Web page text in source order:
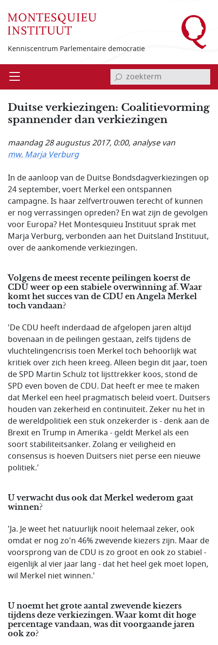
Kenniscentrum Parlementaire democratie
Open invoerveld zoekterm
Duitse verkiezingen: Coalitievorming
spannender dan verkiezingen
maandag 28 augustus 2017, 0:00, analyse van
mw. Marja Verburg
In de aanloop van de Duitse Bondsdagverkiezingen op
24 september, voert Merkel een ontspannen
campagne. Is haar zelfvertrouwen terecht of kunnen
er nog verrassingen opreden? En wat zijn de gevolgen
voor Europa? Het Montesquieu Instituut sprak met
Marja Verburg, verbonden aan het Duitsland Instituut,
over de aankomende verkiezingen.
Volgens de meest recente peilingen koerst de
CDU weer op een stabiele overwinning af. Waar
komt het succes van de CDU en Angela Merkel
toch vandaan?
'De CDU heeft inderdaad de afgelopen jaren altijd
bovenaan in de peilingen gestaan, zelfs tijdens de
vluchtelingencrisis toen Merkel toch behoorlijk wat
kritiek over zich heen kreeg. Alleen begin dit jaar, toen
de SPD Martin Schulz tot lijsttrekker koos, stond de
SPD even boven de CDU. Dat heeft er mee te maken
dat Merkel een heel pragmatisch beleid voert. Duitsers
houden van zekerheid en continuïteit. Zeker nu het in
de wereldpolitiek een stuk onzekerder is - denk aan de
Brexit en Trump in Amerika - geldt Merkel als een
soort stabiliteitsanker. Zolang er veiligheid en
consensus is hoeven Duitsers niet perse een nieuwe
politiek.'
U verwacht dus ook dat Merkel wederom gaat
winnen?
'Ja. Je weet het natuurlijk nooit helemaal zeker, ook
omdat er nog zo'n 46% zwevende kiezers zijn. Maar de
voorsprong van de CDU is zo groot en ook zo stabiel -
eigenlijk al vier jaar lang - dat het heel gek moet lopen,
wil Merkel niet winnen.'
U noemt het grote aantal zwevende kiezers
tijdens deze verkiezingen. Waar komt dit hoge
percentage vandaan, was dit voorgaande jaren
ook zo?